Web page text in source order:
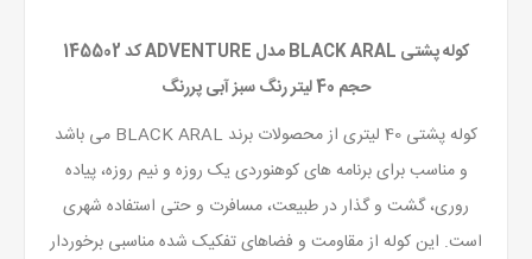
کوله پشتی BLACK ARAL مدل ADVENTURE کد 145502
حجم 40 لیتر رنگ سبز آبی پررنگ
کوله پشتی 40 لیتری از محصولات برند BLACK ARAL می باشد
و مناسب برای برنامه های کوهنوردی یک روزه و نیم روزه، پیاده
روری، گشت و گذار در طبیعت، مسافرت و حتی استفاده شهری
است. این کوله از مقاومت و فضاهای تفکیک شده مناسبی برخوردار